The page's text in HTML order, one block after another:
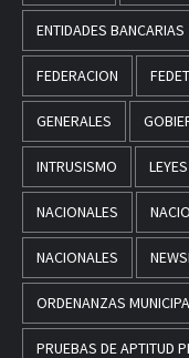
ENTIDADES BANCARIAS
FEDERACION
GENERALES
INTRUSISMO LEYES
NACIONALES
NACIONALES
ORDENANZAS
PRUEBAS DE APTITUD